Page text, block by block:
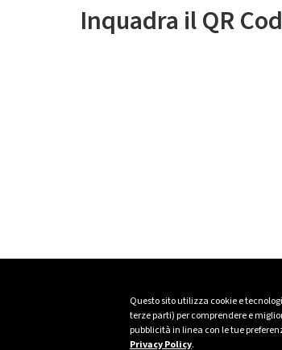
Questo sito utilizza cookie e
terze parti) per comprendere e
pubblicità in linea con le tue
Privacy Policy.
Inquadra il QR